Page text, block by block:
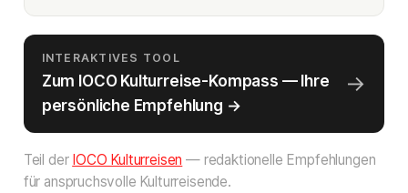
INTERAKTIVES TOOL
Zum IOCO Kulturreise-Kompass — Ihre
persönliche Empfehlung →
→
Teil der IOCO Kulturreisen — redaktionelle Empfehlungen
für anspruchsvolle Kulturreisende.